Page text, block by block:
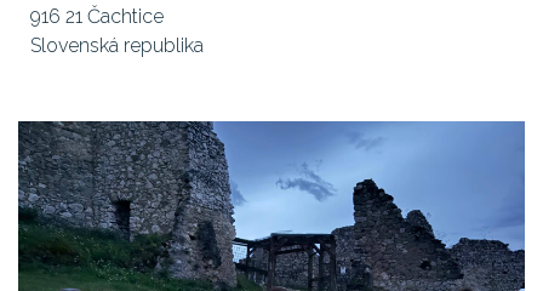
916 21 Čachtice
Slovenská republika